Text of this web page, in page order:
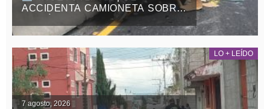
ACCIDENTA CAMIONETA SOBRE
LA MÉXICO-VERACRUZ
LO + LEÍDO
7 agosto, 2026